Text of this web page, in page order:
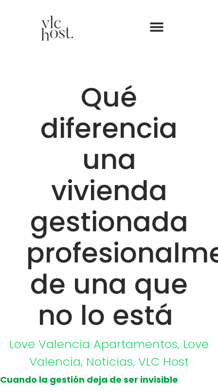
Qué
diferencia
una
vivienda
gestionada
de una que
no lo está
Love Valencia Apartamentos, Love
Valencia, Noticias, VLC Host
Cuando la gestión deja de ser invisible